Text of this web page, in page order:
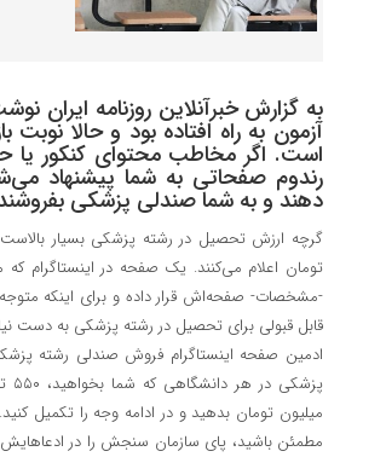
به گزارش خبرآنلاین روزنامه ایران
آزمون به راه افتاده بود و حالا
است. اگر مخاطب محتوای کنکور یا
رندوم صفحاتی به شما پیشنهاد
دهند و به شما صندلی پزشکی
تومان اعلام می‌کنند. یک صفحه در اینستاگرام
-مشخصات- صفحه‌اش قرار داده و برای اینکه متوجه
قابل قبولی برای تحصیل در رشته پزشکی به دست
ادمین صفحه اینستاگرام فروش صندلی رشته
میلیون تومان بدهید و در ادامه وجه را تکمیل
مطمئن باشید، پای سازمان سنجش را در